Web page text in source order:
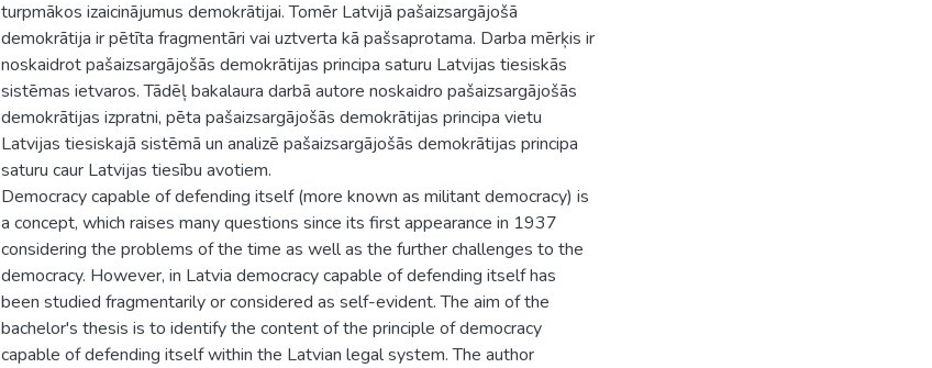
turpmākos izaicinājumus demokrātijai. Tomēr Latvijā pašaizsargājošā
demokrātija ir pētīta fragmentāri vai uztverta kā pašsaprotama. Darba mērķis ir
noskaidrot pašaizsargājošās demokrātijas principa saturu Latvijas tiesiskās
sistēmas ietvaros. Tādēļ bakalaura darbā autore noskaidro pašaizsargājošās
demokrātijas izpratni, pēta pašaizsargājošās demokrātijas principa vietu
Latvijas tiesiskajā sistēmā un analizē pašaizsargājošās demokrātijas principa
saturu caur Latvijas tiesību avotiem.
Democracy capable of defending itself (more known as militant democracy) is
a concept, which raises many questions since its first appearance in 1937
considering the problems of the time as well as the further challenges to the
democracy. However, in Latvia democracy capable of defending itself has
been studied fragmentarily or considered as self-evident. The aim of the
bachelor's thesis is to identify the content of the principle of democracy
capable of defending itself within the Latvian legal system. The author